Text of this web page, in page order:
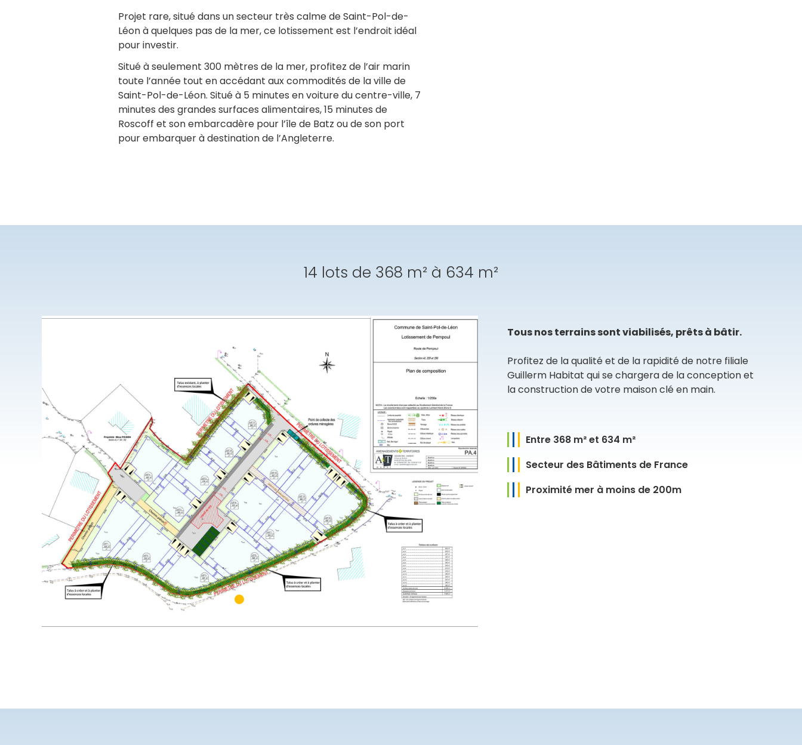
Projet rare, situé dans un secteur très calme de Saint-Pol-de-
Léon à quelques pas de la mer, ce lotissement est l’endroit idéal
pour investir.
Situé à seulement 300 mètres de la mer, profitez de l’air marin
toute l’année tout en accédant aux commodités de la ville de
Saint-Pol-de-Léon. Situé à 5 minutes en voiture du centre-ville, 7
minutes des grandes surfaces alimentaires, 15 minutes de
Roscoff et son embarcadère pour l’île de Batz ou de son port
pour embarquer à destination de l’Angleterre.
14 lots de 368 m² à 634 m²
Tous nos terrains sont viabilisés, prêts à bâtir.
Profitez de la qualité et de la rapidité de notre filiale
Guillerm Habitat qui se chargera de la conception et
la construction de votre maison clé en main.
Entre 368 m² et 634 m²
Secteur des Bâtiments de France
Proximité mer à moins de 200m